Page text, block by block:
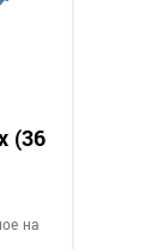
(36
на